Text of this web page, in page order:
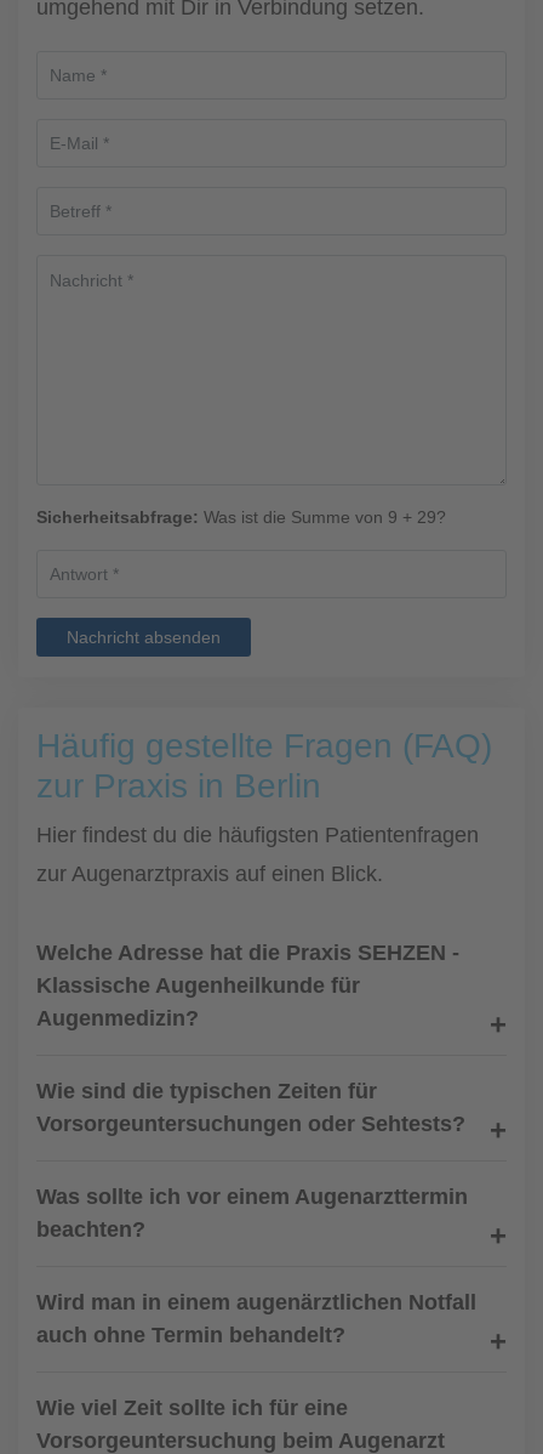
umgehend mit Dir in Verbindung setzen.
Sicherheitsabfrage: Was ist die Summe von 9 + 29?
Nachricht absenden
Häufig gestellte Fragen (FAQ)
zur Praxis in Berlin
Hier findest du die häufigsten Patientenfragen
zur Augenarztpraxis auf einen Blick.
Welche Adresse hat die Praxis SEHZEN -
Klassische Augenheilkunde für
Augenmedizin?
Wie sind die typischen Zeiten für
Vorsorgeuntersuchungen oder Sehtests?
Was sollte ich vor einem Augenarzttermin
beachten?
Wird man in einem augenärztlichen Notfall
auch ohne Termin behandelt?
Wie viel Zeit sollte ich für eine
Vorsorgeuntersuchung beim Augenarzt